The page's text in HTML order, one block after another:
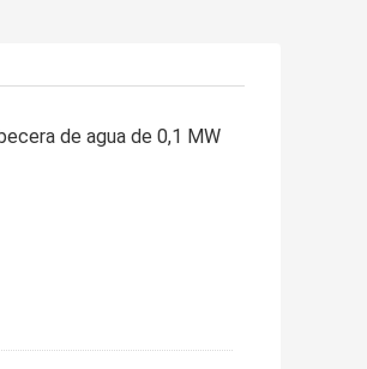
de agua de 0,1 MW